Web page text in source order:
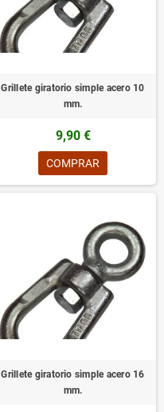
Grillete giratorio simple acero 10
mm.
9,90 €
COMPRAR
Grillete giratorio simple acero 16
mm.